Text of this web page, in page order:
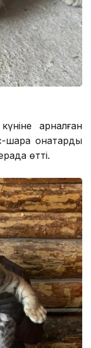
арналған
шара қонақтарды
өтті.